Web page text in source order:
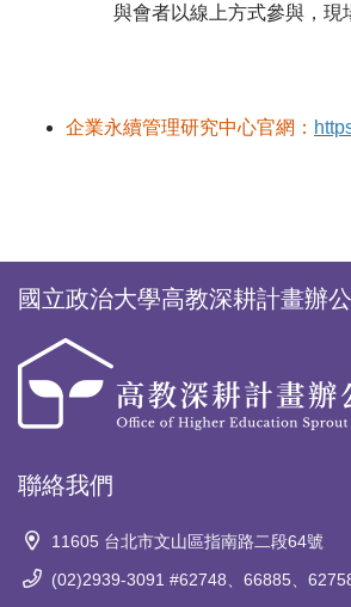
與會者以線上方式參與，現
企業永續管理研究中心官網：
國立政治大學高教深耕計畫辦
聯絡我們
11605 台北市文山區指南路二段64號
(02)2939-3091 #62748、66885、